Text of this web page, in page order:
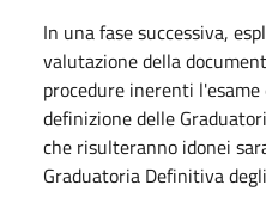
In una fase successiva,
valutazione della
procedure inerenti
definizione delle
che risulteranno idonei
Graduatoria Definitiva